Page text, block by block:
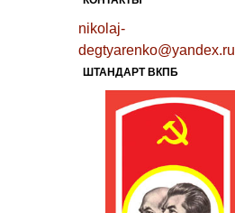
nikolaj-
degtyarenko@yandex.ru
ШТАНДАРТ ВКПБ